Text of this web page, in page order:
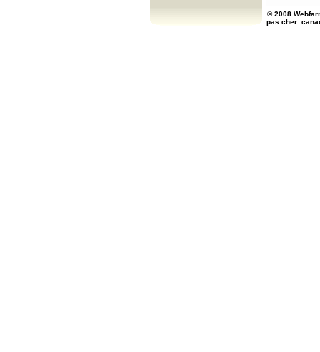
© 2008
pas cher